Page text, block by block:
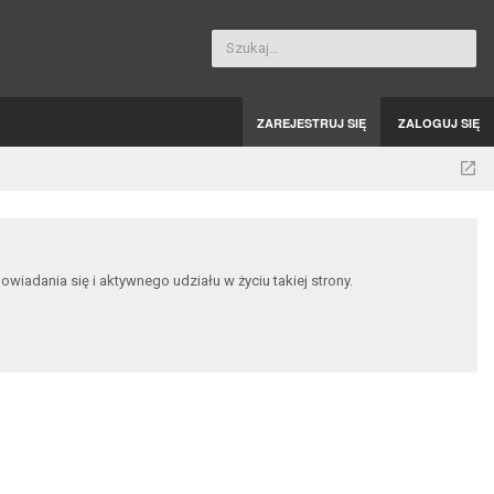
Szukaj…
ZAREJESTRUJ SIĘ ZALOGUJ SIĘ
się i aktywnego udziału w życiu takiej strony.